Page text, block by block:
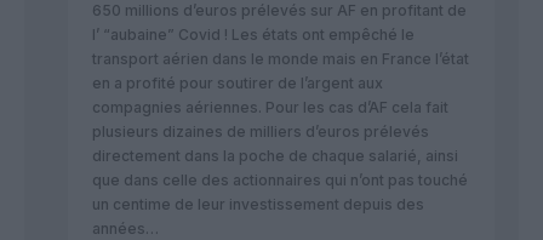
650 millions d’euros prélevés sur AF en profitant de
l’ “aubaine” Covid ! Les états ont empêché le
transport aérien dans le monde mais en France l’état
en a profité pour soutirer de l’argent aux
compagnies aériennes. Pour les cas d’AF cela fait
plusieurs dizaines de milliers d’euros prélevés
directement dans la poche de chaque salarié, ainsi
que dans celle des actionnaires qui n’ont pas touché
un centime de leur investissement depuis des
années…